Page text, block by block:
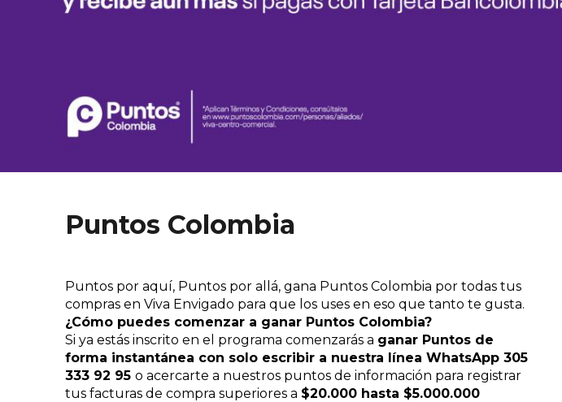
Puntos Colombia
Puntos por aquí, Puntos por allá, gana Puntos Colombia por todas tus
compras en Viva Envigado para que los uses en eso que tanto te gusta.
¿Cómo puedes comenzar a ganar Puntos Colombia?
Si ya estás inscrito en el programa comenzarás a ganar Puntos de
forma instantánea con solo escribir a nuestra línea WhatsApp 305
333 92 95 o acercarte a nuestros puntos de información para registrar
tus facturas de compra superiores a $20.000 hasta $5.000.000